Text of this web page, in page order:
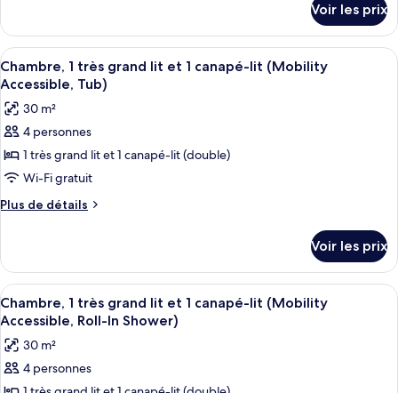
Suite
Exécutive,
1
chambre
(Mobility/Hearing
Accessible,
Tub)
le
type
de
chambre
Exécutive,
chambre
(Mobility/Hearing
Accessible,
Voir les prix
Afficher
toutes
les
photos
pour
ce
type
de
1
très
grand
lit
et
canapé-
Une chambre d’hôtel avec un
6
Chambre, 1 très grand lit et 1 canapé-lit (Mobility
Accessible, Tub)
30 m²
4 personnes
1 très grand lit et 1 canapé-lit (double)
Wi-Fi gratuit
Plus de détails
Plus
le
type
de
chambre
très
grand
Voir les prix
Afficher
toutes
les
photos
pour
Une chambre d’hôtel avec un
6
Chambre, 1 très grand lit et 1 canapé-lit (Mobility
Accessible, Roll-In Shower)
30 m²
4 personnes